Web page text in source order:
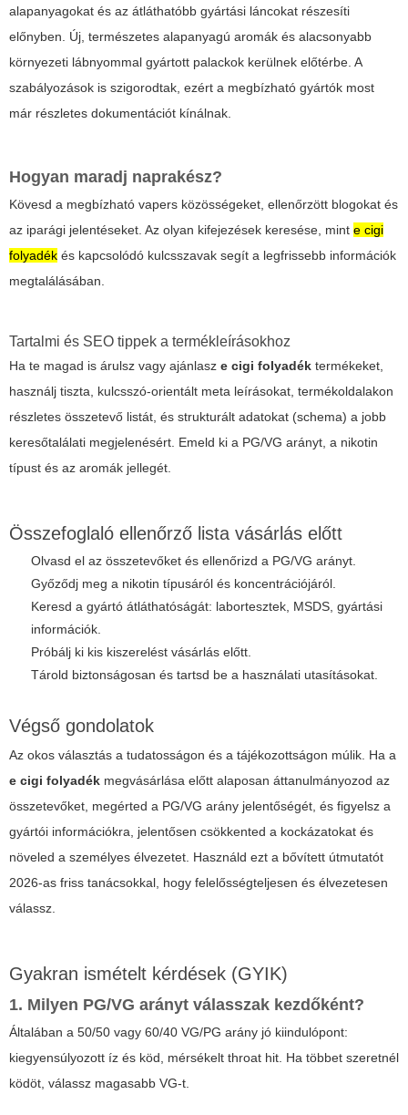
alapanyagokat és az átláthatóbb gyártási láncokat részesíti
előnyben. Új, természetes alapanyagú aromák és alacsonyabb
környezeti lábnyommal gyártott palackok kerülnek előtérbe. A
szabályozások is szigorodtak, ezért a megbízható gyártók most
már részletes dokumentációt kínálnak.
Hogyan maradj naprakész?
Kövesd a megbízható vapers közösségeket, ellenőrzött blogokat és
az iparági jelentéseket. Az olyan kifejezések keresése, mint e cigi
folyadék és kapcsolódó kulcsszavak segít a legfrissebb információk
megtalálásában.
Tartalmi és SEO tippek a termékleírásokhoz
Ha te magad is árulsz vagy ajánlasz e cigi folyadék termékeket,
használj tiszta, kulcsszó-orientált meta leírásokat, termékoldalakon
részletes összetevő listát, és strukturált adatokat (schema) a jobb
keresőtalálati megjelenésért. Emeld ki a PG/VG arányt, a nikotin
típust és az aromák jellegét.
Összefoglaló ellenőrző lista vásárlás előtt
Olvasd el az összetevőket és ellenőrizd a PG/VG arányt.
Győződj meg a nikotin típusáról és koncentrációjáról.
Keresd a gyártó átláthatóságát: labortesztek, MSDS, gyártási
információk.
Próbálj ki kis kiszerelést vásárlás előtt.
Tárold biztonságosan és tartsd be a használati utasításokat.
Végső gondolatok
Az okos választás a tudatosságon és a tájékozottságon múlik. Ha a
e cigi folyadék megvásárlása előtt alaposan áttanulmányozod az
összetevőket, megérted a PG/VG arány jelentőségét, és figyelsz a
gyártói információkra, jelentősen csökkented a kockázatokat és
növeled a személyes élvezetet. Használd ezt a bővített útmutatót
2026-as friss tanácsokkal, hogy felelősségteljesen és élvezetesen
válassz.
Gyakran ismételt kérdések (GYIK)
1. Milyen PG/VG arányt válasszak kezdőként?
Általában a 50/50 vagy 60/40 VG/PG arány jó kiindulópont:
kiegyensúlyozott íz és köd, mérsékelt throat hit. Ha többet szeretnél
ködöt, válassz magasabb VG-t.